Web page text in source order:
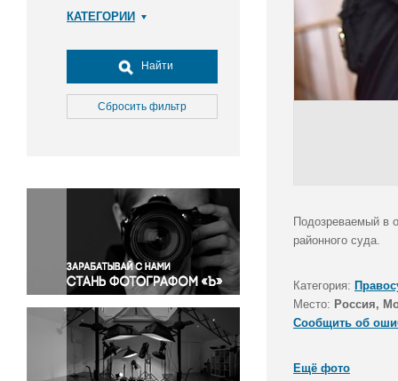
КАТЕГОРИИ
Досуг, туризм и отдых
Культура
Медицина
Окружающая среда
Политика
Правосудие
Происшествия и конфликты
Религия
Светская жизнь
Спорт
Экология
Экономика и бизнес
Найти
Сбросить фильтр
Подозреваемый в
районного суда.
Категория:
Место: Россия,
Сообщить об
Ещё фото